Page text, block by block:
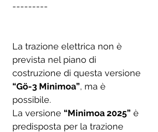
---------
La trazione elettrica non è
prevista nel piano di
costruzione di questa versione
“Gö-3 Minimoa”, ma è
possibile.
La versione “Minimoa 2025” è
predisposta per la trazione